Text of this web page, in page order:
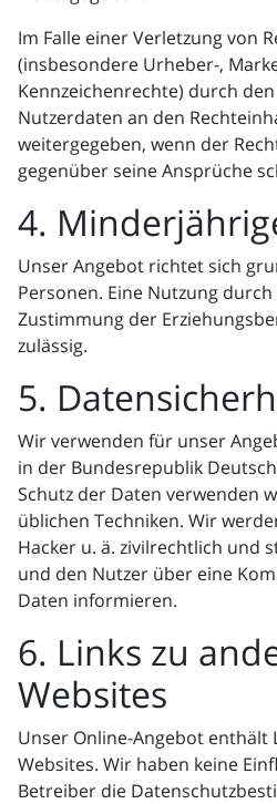
Im Falle einer Verletzung von
(insbesondere Urheber-,
Kennzeichenrechte) durch
Nutzerdaten an den
weitergegeben, wenn der
gegenüber seine Ansprüche
4.
Unser Angebot richtet sich
Personen. Eine Nutzung
Zustimmung der
zulässig.
5.
Wir verwenden für unser
in der Bundesrepublik
Schutz der Daten verwenden
üblichen Techniken. Wir
Hacker u. ä. zivilrechtlich und
und den Nutzer über eine
Daten informieren.
6. Links zu
Websites
Unser Online-Angebot enthält
Websites. Wir haben keine
Betreiber die